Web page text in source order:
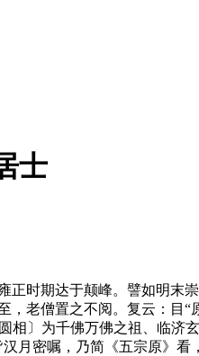
士
期达于颠峰。譬如明末
老僧置之不阅。复云：
〕为千佛万佛之祖、临
月密嘱，乃简《五宗原》